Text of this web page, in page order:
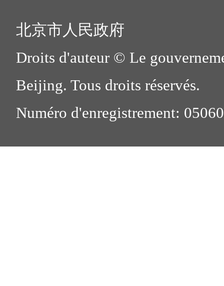
北京市人民政府
Droits d'auteur © Le
Beijing. Tous droits réservés.
Numéro d'enregistrement: